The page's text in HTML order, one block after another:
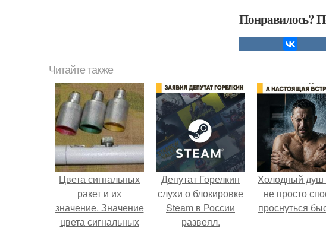
Понравилось?
Читайте также
Цвета сигнальных
ракет и их
значение. Значение
цвета сигнальных
Депутат Горелкин
слухи о блокировке
Steam в России
развеял.
Холодный душ
не просто
проснуться